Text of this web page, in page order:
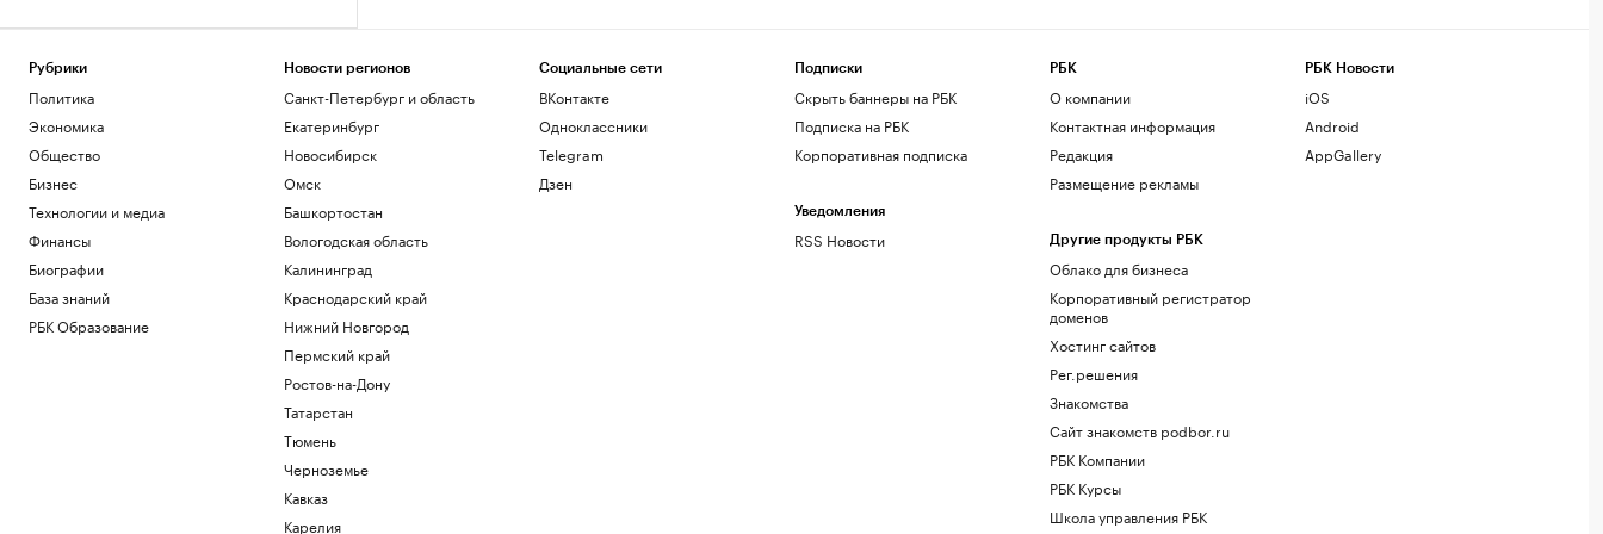
Рубрики
Политика
Экономика
Общество
Бизнес
Технологии и медиа
Финансы
Биографии
База знаний
РБК Образование
Новости регионов
Санкт-Петербург и область
Екатеринбург
Новосибирск
Омск
Башкортостан
Вологодская область
Калининград
Краснодарский край
Нижний Новгород
Пермский край
Ростов-на-Дону
Татарстан
Тюмень
Черноземье
Кавказ
Карелия
Социальные сети
ВКонтакте
Одноклассники
Telegram
Дзен
Подписки
Скрыть баннеры на РБК
Подписка на РБК
Корпоративная подписка
Уведомления
RSS Новости
РБК
О компании
Контактная информация
Редакция
Размещение рекламы
Другие продукты РБК
Облако для бизнеса
Корпоративный регистратор
доменов
Хостинг сайтов
Рег.решения
Знакомства
Сайт знакомств podbor.ru
РБК Компании
РБК Курсы
Школа управления РБК
РБК Новости
iOS
Android
AppGallery